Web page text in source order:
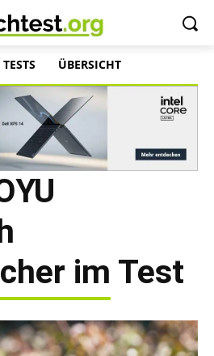
TESTS ÜBERSICHT
im Test